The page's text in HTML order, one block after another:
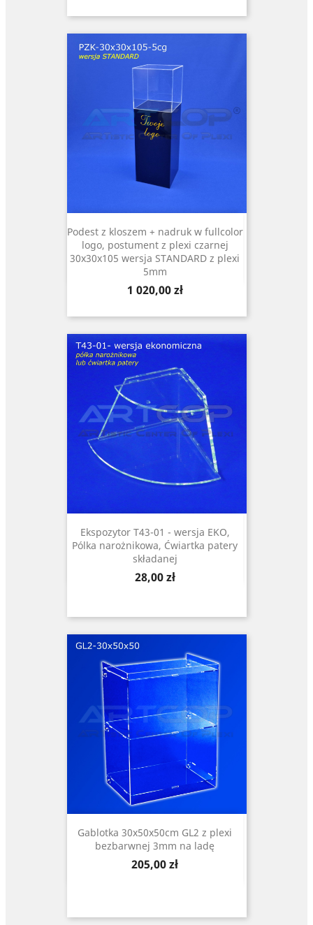
Podest z kloszem + nadruk w fullcolor
logo, postument z plexi czarnej
30x30x105 wersja STANDARD z plexi
5mm
Cena
1 020,00 zł
Ekspozytor T43-01 - wersja EKO,
Pólka narożnikowa, Ćwiartka patery
składanej
Cena
28,00 zł
Gablotka 30x50x50cm GL2 z plexi
bezbarwnej 3mm na ladę
Cena
205,00 zł